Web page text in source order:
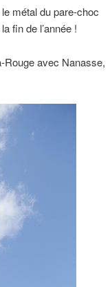
métal du pare-choc
fin de l’année !
Rouge avec Nanasse,